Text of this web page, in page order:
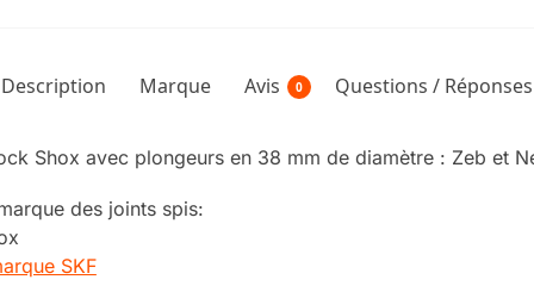
Description Marque Avis 0 Questions / Réponses
Shox avec plongeurs en 38 mm de diamètre : Zeb et
des joints spis:
SKF